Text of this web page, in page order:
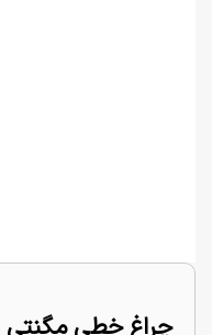
چراغ خطی مگنتی 30 وات لنا افراتاب L.LIA